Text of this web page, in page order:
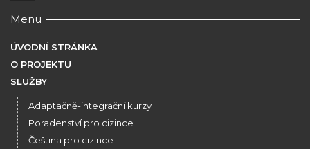
Menu
ÚVODNÍ STRÁNKA
O PROJEKTU
SLUŽBY
Adaptačně-integrační kurzy
Poradenství pro cizince
Čeština pro cizince